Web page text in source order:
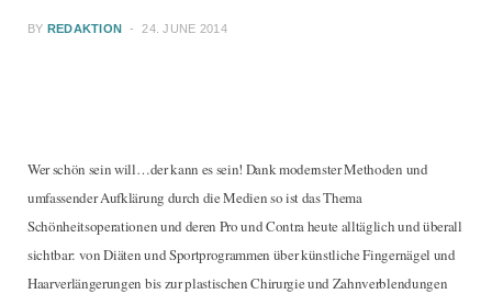
BY REDAKTION 24. JUNE 2014
Wer schön sein will…der kann es sein! Dank modernster Methoden und
umfassender Aufklärung durch die Medien so ist das Thema
Schönheitsoperationen und deren Pro und Contra heute alltäglich und überall
sichtbar: von Diäten und Sportprogrammen über künstliche Fingernägel und
Haarverlängerungen bis zur plastischen Chirurgie und Zahnverblendungen